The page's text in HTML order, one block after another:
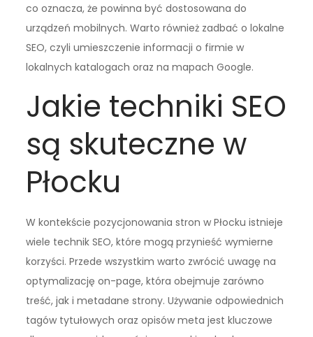
co oznacza, że powinna być dostosowana do
urządzeń mobilnych. Warto również zadbać o lokalne
SEO, czyli umieszczenie informacji o firmie w
lokalnych katalogach oraz na mapach Google.
Jakie techniki SEO
są skuteczne w
Płocku
W kontekście pozycjonowania stron w Płocku istnieje
wiele technik SEO, które mogą przynieść wymierne
korzyści. Przede wszystkim warto zwrócić uwagę na
optymalizację on-page, która obejmuje zarówno
treść, jak i metadane strony. Używanie odpowiednich
tagów tytułowych oraz opisów meta jest kluczowe